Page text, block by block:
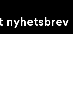
nyhetsbrev